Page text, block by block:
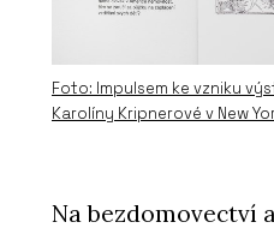
Foto: Impulsem ke vzniku
Karolíny Kripnerové v New
Na bezdomovectví